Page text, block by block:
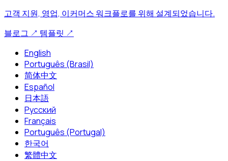
고객 지원, 영업, 이커머스 워크플로를 위해 설계되었습니다.
블로그 ↗ 템플릿 ↗
English
Português (Brasil)
简体中文
Español
日本語
Русский
Français
Português (Portugal)
한국어
繁體中文